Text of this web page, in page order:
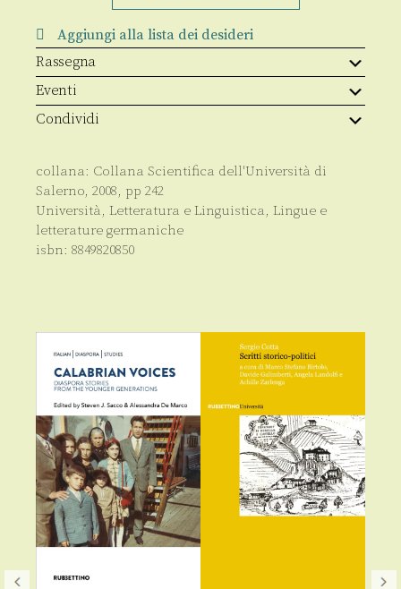
Bildungsroman
del
pensiero
di
Thomas
Mann
quantità
Aggiungi alla lista dei desideri
Rassegna
Eventi
Condividi
collana: Collana Scientifica dell'Università di
Salerno, 2008, pp 242
Università, Letteratura e Linguistica, Lingue e
letterature germaniche
isbn: 8849820850